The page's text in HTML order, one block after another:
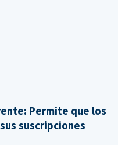
Permite que los
suscripciones